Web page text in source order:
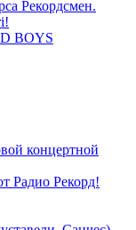
Рекордсмен.
BOYS
концертной
Радио Рекорд!